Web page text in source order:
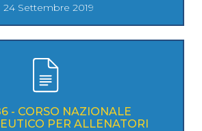
24 Settembre 2019
- CORSO NAZIONALE
PER ALLENATORI